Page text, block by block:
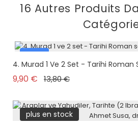
16 Autres Produits
Pack
4. Murad 1 Ve 2 Set - Tarihi Roman
9,90 € Prix de base
13,80 €Prix
plus en stock